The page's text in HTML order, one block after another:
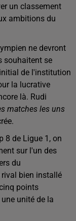
un classement
ambitions du
ne devront
souhaitent se
de l'institution
la lucrative
là. Rudi
matches les uns
8 de Ligue 1, on
sur l'un des
du
bien installé
points
unité de la